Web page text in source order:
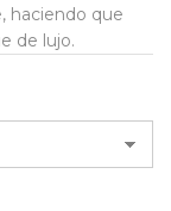
haciendo que
de lujo.